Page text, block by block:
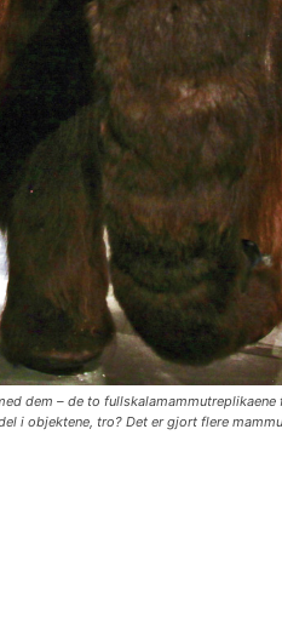
dem – de to
i objektene, tro? Det er gjort flere